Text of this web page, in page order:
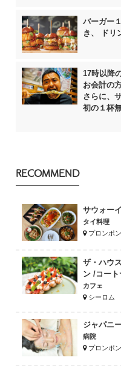
バーガー
き、 ドリ
17時以降
お会計の
さらに、
初の１杯
RECOMMEND
サウォー
タイ料理
プロンポン
ザ・ハウ
ン /コート
カフェ
シーロム
ジャパニ
病院
プロンポン